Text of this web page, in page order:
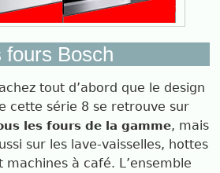
fours Bosch
tout d’abord que le design
cette série 8 se retrouve sur
les fours de la gamme, mais
sur les lave-vaisselles, hottes
machines à café. L’ensemble